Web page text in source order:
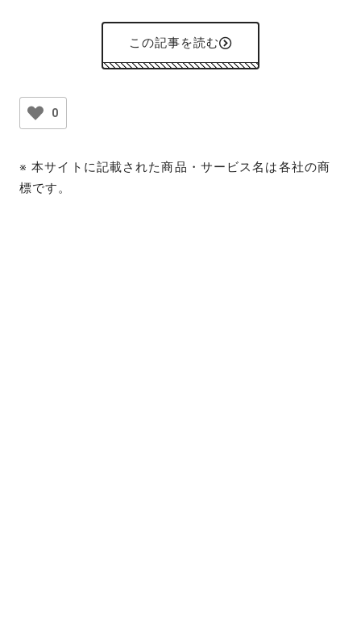
この記事を読む
0
※ 本サイトに記載された商品・サービス名は各社の商
標です。